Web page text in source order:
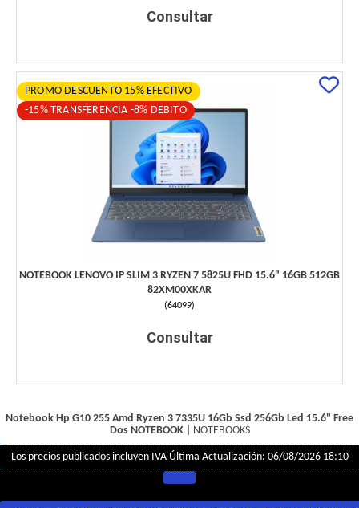
Consultar
PROMO DESCUENTO 15% EFECTIVO
-15% TRANSFERENCIA -8% DEBITO
NOTEBOOK LENOVO IP SLIM 3 RYZEN 7 5825U FHD 15.6" 16GB 512GB
82XM00XKAR
(64099)
Consultar
Notebook Hp G10 255 Amd Ryzen 3 7335U 16Gb Ssd 256Gb Led 15.6" Free
Dos NOTEBOOK| NOTEBOOKS
Los precios publicados incluyen IVA Última Actualización: 06/08/2026 18:10